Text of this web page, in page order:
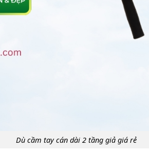
Dù cầm tay cán dài 2 tầng giả giá rẻ